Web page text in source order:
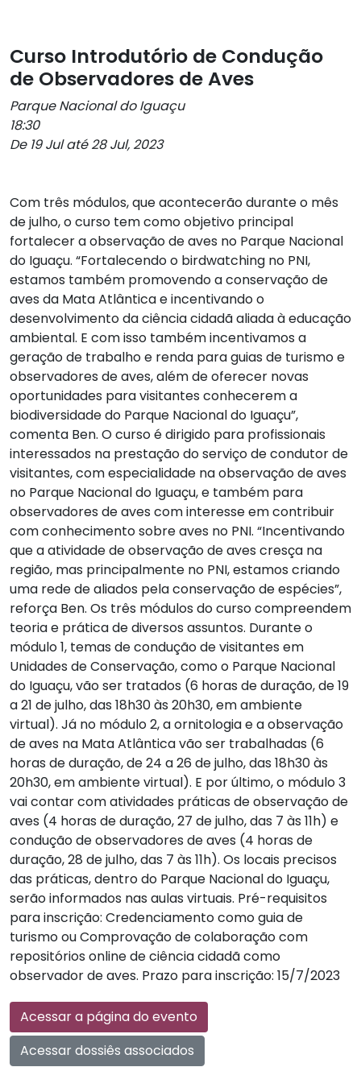
Curso Introdutório de Condução
de Observadores de Aves
Parque Nacional do Iguaçu
18:30
De 19 Jul até 28 Jul, 2023
Com três módulos, que acontecerão durante o mês
de julho, o curso tem como objetivo principal
fortalecer a observação de aves no Parque Nacional
do Iguaçu. “Fortalecendo o birdwatching no PNI,
estamos também promovendo a conservação de
aves da Mata Atlântica e incentivando o
desenvolvimento da ciência cidadã aliada à educação
ambiental. E com isso também incentivamos a
geração de trabalho e renda para guias de turismo e
observadores de aves, além de oferecer novas
oportunidades para visitantes conhecerem a
biodiversidade do Parque Nacional do Iguaçu”,
comenta Ben. O curso é dirigido para profissionais
interessados na prestação do serviço de condutor de
visitantes, com especialidade na observação de aves
no Parque Nacional do Iguaçu, e também para
observadores de aves com interesse em contribuir
com conhecimento sobre aves no PNI. “Incentivando
que a atividade de observação de aves cresça na
região, mas principalmente no PNI, estamos criando
uma rede de aliados pela conservação de espécies”,
reforça Ben. Os três módulos do curso compreendem
teoria e prática de diversos assuntos. Durante o
módulo 1, temas de condução de visitantes em
Unidades de Conservação, como o Parque Nacional
do Iguaçu, vão ser tratados (6 horas de duração, de 19
a 21 de julho, das 18h30 às 20h30, em ambiente
virtual). Já no módulo 2, a ornitologia e a observação
de aves na Mata Atlântica vão ser trabalhadas (6
horas de duração, de 24 a 26 de julho, das 18h30 às
20h30, em ambiente virtual). E por último, o módulo 3
vai contar com atividades práticas de observação de
aves (4 horas de duração, 27 de julho, das 7 às 11h) e
condução de observadores de aves (4 horas de
duração, 28 de julho, das 7 às 11h). Os locais precisos
das práticas, dentro do Parque Nacional do Iguaçu,
serão informados nas aulas virtuais. Pré-requisitos
para inscrição: Credenciamento como guia de
turismo ou Comprovação de colaboração com
repositórios online de ciência cidadã como
observador de aves. Prazo para inscrição: 15/7/2023
Acessar a página do evento
Acessar dossiês associados